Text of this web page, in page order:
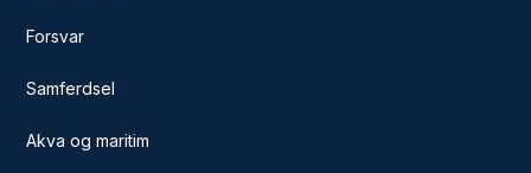
Forsvar
Samferdsel
Akva og maritim